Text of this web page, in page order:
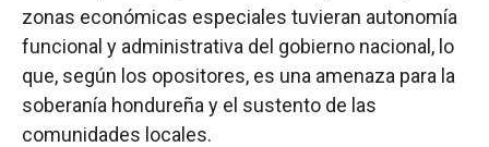
zonas económicas especiales tuvieran autonomía
funcional y administrativa del gobierno nacional, lo
que, según los opositores, es una amenaza para la
soberanía hondureña y el sustento de las
comunidades locales.